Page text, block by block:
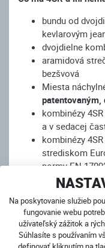
Na poskytovanie služieb
fungovanie webu
užívateľský zážitok a
Súhlasíte s používaním
bundu od
kevlarovým
dvojdielne
aramidová
bezšvová
Miesta
patentovaným,
kombinézy
a v sedacej
kombinézy
strediskom
normy EN
ochranný
získali
AAA
Nesedí vám
KOMBINÉZU NA